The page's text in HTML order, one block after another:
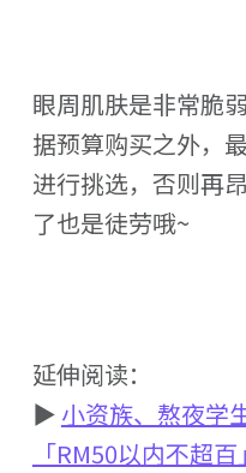
眼周肌肤是非常脆
据预算购买之外，
进行挑选，否则再
了也是徒劳哦~
延伸阅读：
▶ 小资族、熬夜学
「RM50以内不超